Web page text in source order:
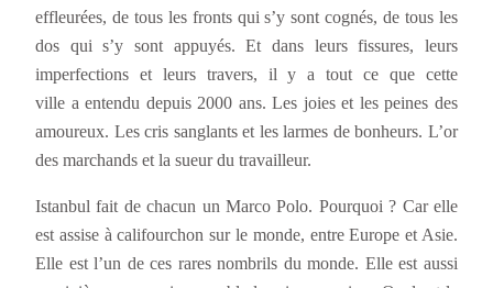
effleurées, de tous les fronts qui s’y sont cognés, de tous les
dos qui s’y sont appuyés. Et dans leurs fissures, leurs
imperfections et leurs travers, il y a tout ce que cette
ville a entendu depuis 2000 ans. Les joies et les peines des
amoureux. Les cris sanglants et les larmes de bonheurs. L’or
des marchands et la sueur du travailleur.
Istanbul fait de chacun un Marco Polo. Pourquoi ? Car elle
est assise à califourchon sur le monde, entre Europe et Asie.
Elle est l’un de ces rares nombrils du monde. Elle est aussi